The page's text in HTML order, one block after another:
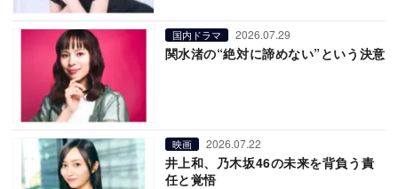
国内ドラマ 2026.07.29
関水渚の“絶対に諦めない”という決意
映画 2026.07.22
井上和、乃木坂46の未来を背負う責
任と覚悟